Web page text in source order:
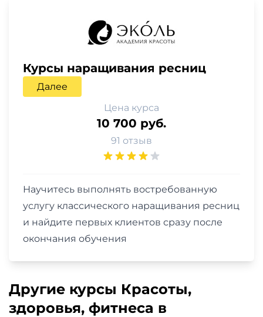
Курсы наращивания ресниц
Далее
Цена курса
10 700 руб.
91 отзыв
Научитесь выполнять востребованную
услугу классического наращивания ресниц
и найдите первых клиентов сразу после
окончания обучения
Другие курсы Красоты,
здоровья, фитнеса в